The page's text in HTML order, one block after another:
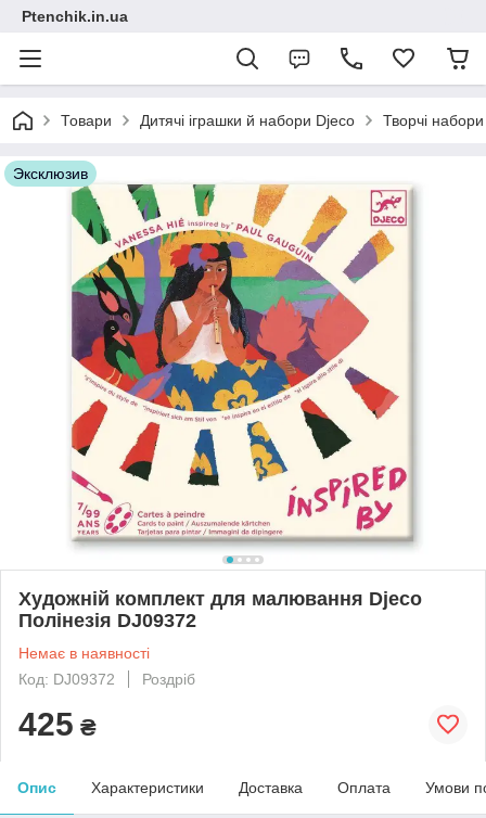
Ptenchik.in.ua
Товари Дитячі іграшки й набори Djeco Творчі
Эксклюзив
Художній комплект для малювання Djeco
Полінезія DJ09372
Немає в наявності
Код: DJ09372
Роздріб
425 ₴
Опис Характеристики Доставка Оплата Умови